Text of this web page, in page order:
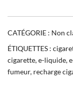
CATÉGORIE : Non
ÉTIQUETTES :
cigarette,e-liquide,
fumeur, recharge